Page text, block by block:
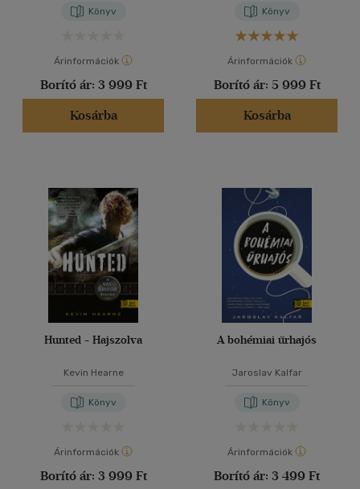
Könyv
Árinformációk
Borító ár: 3 999 Ft
Kosárba
Könyv
Árinformációk
Borító ár: 5 999 Ft
Kosárba
Hunted - Hajszolva
Kevin Hearne
Könyv
Árinformációk
Borító ár: 3 999 Ft
A bohémiai űrhajós
Jaroslav Kalfar
Könyv
Árinformációk
Borító ár: 3 499 Ft